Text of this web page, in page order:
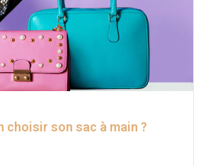
choisir son sac à main ?